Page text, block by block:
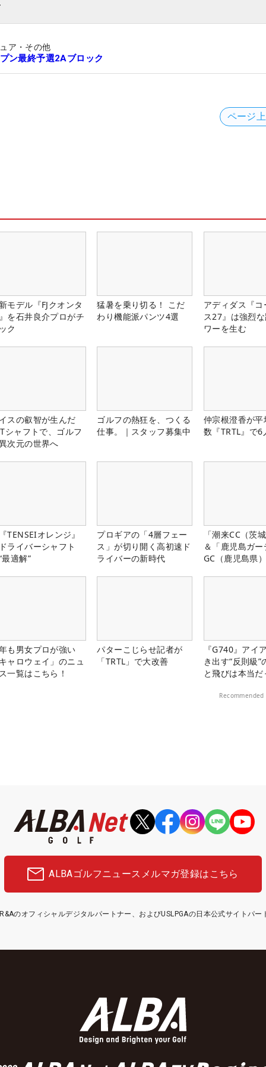
ア・その他
ン最終予選2Aブロック
ページ
モデル『FJクオンタ
を石井良介プロがチ
ク
猛暑を乗り切る！ こだ
わり機能派パンツ4選
アディダス『
ス27』は強烈
ワーを生む
スの叡智が生んだ
シャフトで、ゴルフ
次元の世界へ
ゴルフの熱狂を、つくる
仕事。｜スタッフ募集中
仲宗根澄香が
数『TRTL』で6
TENSEIオレンジ』
ライバーシャフト
最適解”
プロギアの「4層フェー
ス」が切り開く高初速ド
ライバーの新時代
「潮来CC（茨
＆「鹿児島ガー
GC（鹿児島県
も男女プロが強い
キャロウェイ」のニュ
一覧はこちら！
パターこじらせ記者が
「TRTL」で大改善
『G740』アイ
き出す“反則級”
と飛びは本当
Recommended
ALBAゴルフニュース メルマガ登録はこちら
のオフィシャルデジタルパートナー、およびUSLPGAの日本公式サイトパー